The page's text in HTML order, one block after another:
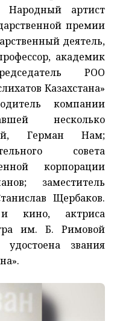
Народный артист
премии
деятель,
академик
РОО
Казахстана»
компании
несколько
Герман Нам;
совета
корпорации
заместитель
Щербаков.
кино, актриса
им. Б. Римовой
звания